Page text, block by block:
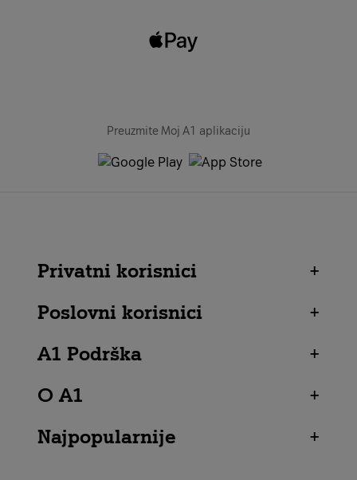
Preuzmite Moj A1 aplikaciju
Privatni korisnici
+
Poslovni korisnici
+
A1 Podrška
+
O A1
+
Najpopularnije
+